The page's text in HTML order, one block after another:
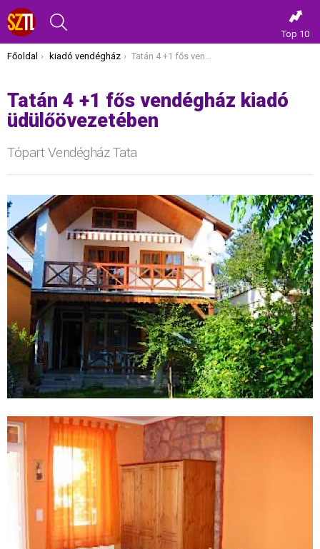
Top 10
Itt vagy most:
Főoldal kiadó vendégház Tatán 4 +1 fős vendégház kiadó üdülőövezetében
Tatán 4 +1 fős vendégház kiadó
üdülőövezetében
Tópart Vendégház Tata